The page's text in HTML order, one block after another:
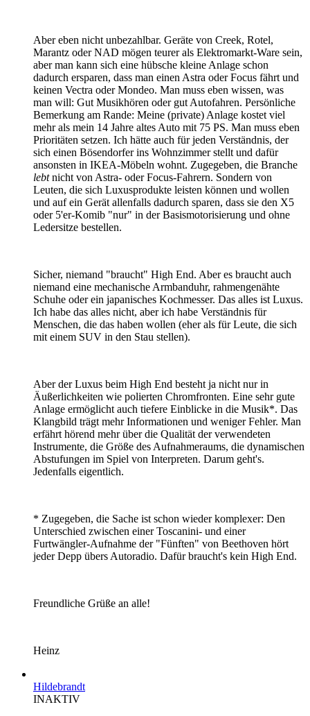
Aber eben nicht unbezahlbar. Geräte von Creek, Rotel,
Marantz oder NAD mögen teurer als Elektromarkt-Ware sein,
aber man kann sich eine hübsche kleine Anlage schon
dadurch ersparen, dass man einen Astra oder Focus fährt und
keinen Vectra oder Mondeo. Man muss eben wissen, was
man will: Gut Musikhören oder gut Autofahren. Persönliche
Bemerkung am Rande: Meine (private) Anlage kostet viel
mehr als mein 14 Jahre altes Auto mit 75 PS. Man muss eben
Prioritäten setzen. Ich hätte auch für jeden Verständnis, der
sich einen Bösendorfer ins Wohnzimmer stellt und dafür
ansonsten in IKEA-Möbeln wohnt. Zugegeben, die Branche
lebtnicht von Astra- oder Focus-Fahrern. Sondern von
Leuten, die sich Luxusprodukte leisten können und wollen
und auf ein Gerät allenfalls dadurch sparen, dass sie den X5
oder 5'er-Komib "nur" in der Basismotorisierung und ohne
Ledersitze bestellen.
Sicher, niemand "braucht" High End. Aber es braucht auch
niemand eine mechanische Armbanduhr, rahmengenähte
Schuhe oder ein japanisches Kochmesser. Das alles ist Luxus.
Ich habe das alles nicht, aber ich habe Verständnis für
Menschen, die das haben wollen (eher als für Leute, die sich
mit einem SUV in den Stau stellen).
Aber der Luxus beim High End besteht ja nicht nur in
Äußerlichkeiten wie polierten Chromfronten. Eine sehr gute
Anlage ermöglicht auch tiefere Einblicke in die Musik*. Das
Klangbild trägt mehr Informationen und weniger Fehler. Man
erfährt hörend mehr über die Qualität der verwendeten
Instrumente, die Größe des Aufnahmeraums, die dynamischen
Abstufungen im Spiel von Interpreten. Darum geht's.
Jedenfalls eigentlich.
* Zugegeben, die Sache ist schon wieder komplexer: Den
Unterschied zwischen einer Toscanini- und einer
Furtwängler-Aufnahme der "Fünften" von Beethoven hört
jeder Depp übers Autoradio. Dafür braucht's kein High End.
Freundliche Grüße an alle!
Heinz
Hildebrandt
INAKTIV